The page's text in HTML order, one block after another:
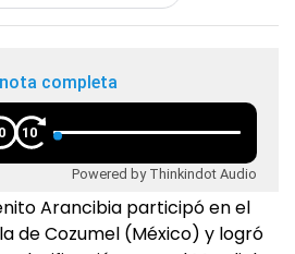
completa
10
Powered by Thinkindot Audio
Arancibia participó en el
de Cozumel (México) y logró